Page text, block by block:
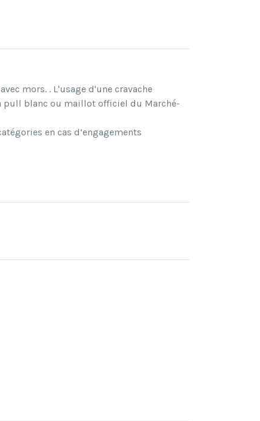
mors. . L'usage d'une cravache
pull blanc ou maillot officiel du Marché-
en cas d’engagements